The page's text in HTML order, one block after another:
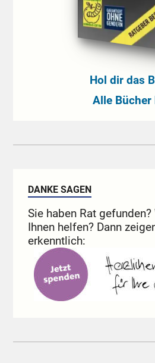
Hol dir das
Alle Bücher
DANKE SAGEN
Sie haben Rat
Ihnen helfen? Dann
erkenntlich: